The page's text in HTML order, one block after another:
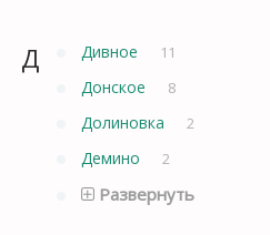
Д Дивное 11
Донское 8
Долиновка 2
Демино 2
Развернуть